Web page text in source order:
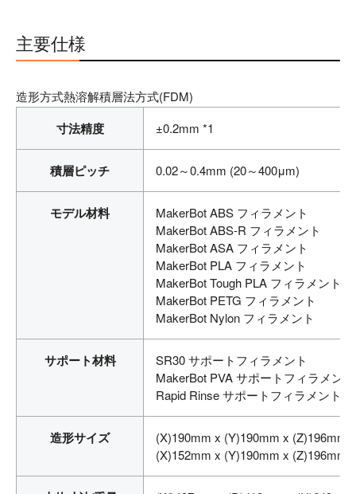
主要仕様
造形方式熱溶解積層法方式(FDM)
寸法精度 ±0.2mm *1
積層ピッチ 0.02～0.4mm (20～400μm)
モデル材料
MakerBot ABS フィラメント
MakerBot ABS-R フィラメント
MakerBot ASA フィラメント
MakerBot PLA フィラメント
MakerBot Tough PLA フィラメント
MakerBot PETG フィラメント
MakerBot Nylon フィラメント
サポート材料
SR30 サポートフィラメント
MakerBot PVA サポートフィラメント
Rapid Rinse サポートフィラメント
造形サイズ
(X)190mm x (Y)190mm x (Z)196mm
(X)152mm x (Y)190mm x (Z)196mm